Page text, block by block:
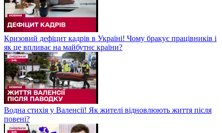
Кризовий дефіцит кадрів в Україні! Чому бракує працівників і
як це впливає на майбутнє країни?
Водна стихія у Валенсії! Як жителі відновлюють життя після
повені?